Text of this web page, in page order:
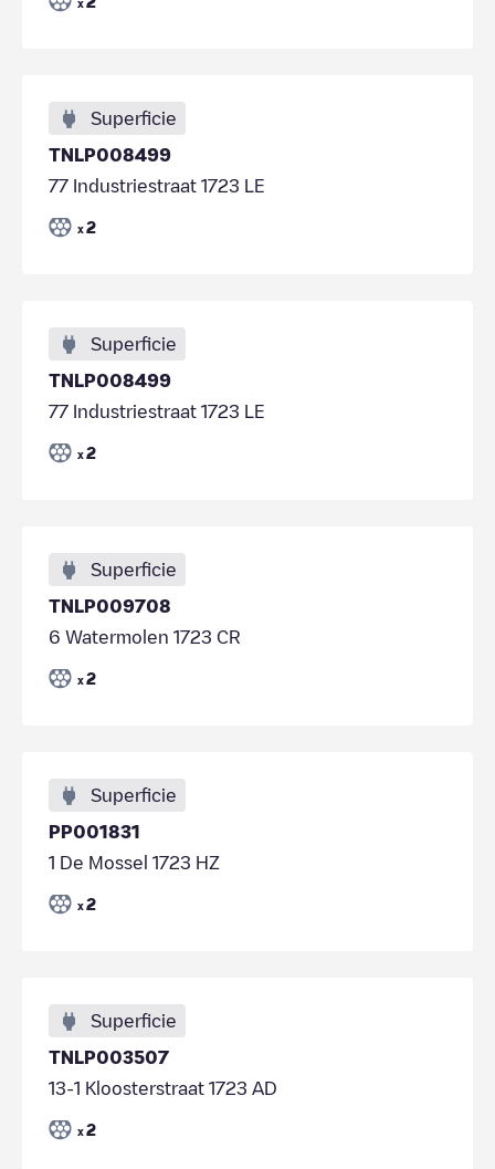
x
Superficie
TNLP008499
77 Industriestraat 1723 LE
x 2
Superficie
TNLP008499
77 Industriestraat 1723 LE
x 2
Superficie
TNLP009708
6 Watermolen 1723 CR
x 2
Superficie
PP001831
1 De Mossel 1723 HZ
x 2
Superficie
TNLP003507
13-1 Kloosterstraat 1723 AD
x 2